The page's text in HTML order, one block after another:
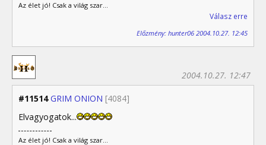
Az élet jó! Csak a világ szar...
Válasz erre
Előzmény: hunter06 2004.10.27. 12:45
#11514 GRIM ONION [4084]
2004.10.27. 12:47
Elvagyogatok...
Az élet jó! Csak a világ szar...